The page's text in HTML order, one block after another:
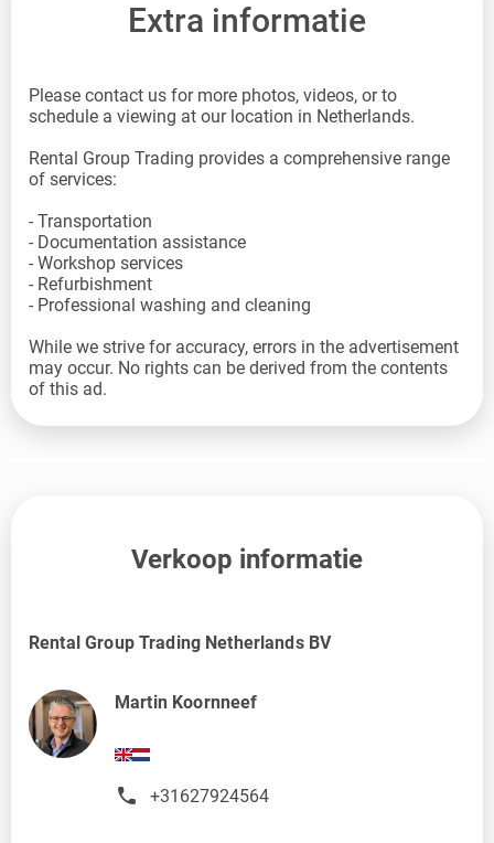
Extra informatie
Please contact us for more photos, videos, or to
schedule a viewing at our location in Netherlands.
Rental Group Trading provides a comprehensive range
of services:
- Transportation
- Documentation assistance
- Workshop services
- Refurbishment
- Professional washing and cleaning
While we strive for accuracy, errors in the advertisement
may occur. No rights can be derived from the contents
of this ad.
Verkoop informatie
Rental Group Trading Netherlands BV
Martin Koornneef
+31627924564